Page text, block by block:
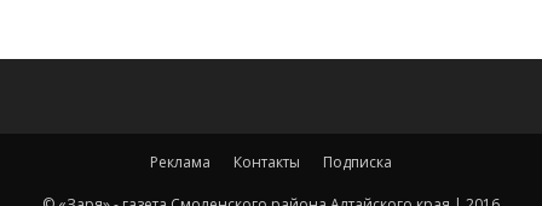
Реклама Контакты Подписка